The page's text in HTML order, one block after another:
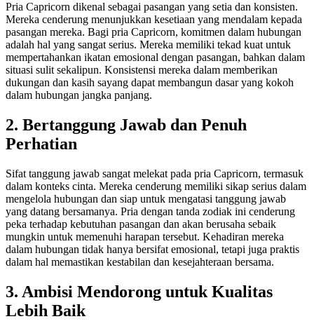
Pria Capricorn dikenal sebagai pasangan yang setia dan konsisten.
Mereka cenderung menunjukkan kesetiaan yang mendalam kepada
pasangan mereka. Bagi pria Capricorn, komitmen dalam hubungan
adalah hal yang sangat serius. Mereka memiliki tekad kuat untuk
mempertahankan ikatan emosional dengan pasangan, bahkan dalam
situasi sulit sekalipun. Konsistensi mereka dalam memberikan
dukungan dan kasih sayang dapat membangun dasar yang kokoh
dalam hubungan jangka panjang.
2. Bertanggung Jawab dan Penuh
Perhatian
Sifat tanggung jawab sangat melekat pada pria Capricorn, termasuk
dalam konteks cinta. Mereka cenderung memiliki sikap serius dalam
mengelola hubungan dan siap untuk mengatasi tanggung jawab
yang datang bersamanya. Pria dengan tanda zodiak ini cenderung
peka terhadap kebutuhan pasangan dan akan berusaha sebaik
mungkin untuk memenuhi harapan tersebut. Kehadiran mereka
dalam hubungan tidak hanya bersifat emosional, tetapi juga praktis
dalam hal memastikan kestabilan dan kesejahteraan bersama.
3. Ambisi Mendorong untuk Kualitas
Lebih Baik